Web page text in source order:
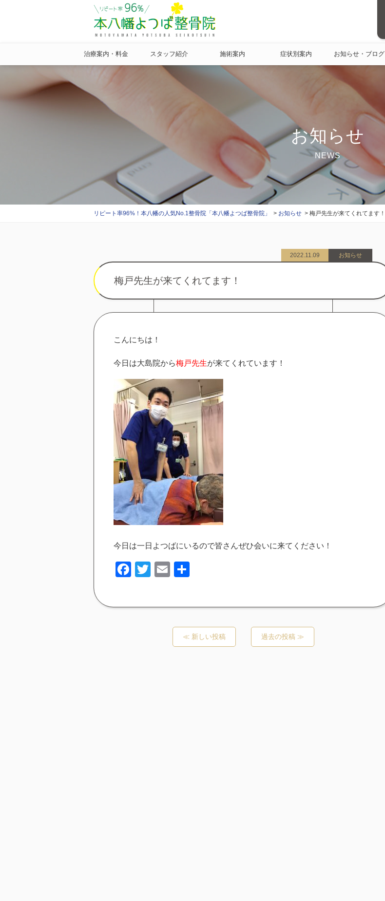
治療案内・料金 スタッフ紹介 施術案内 症状別案内 お知らせ・ブログ
お知らせ
NEWS
リピート率96%！本八幡の人気No.1整骨院「本八幡よつば整骨院」 お知らせ 梅戸先生が来てくれてます！
梅戸先生が来てくれてます！
2022.11.09 お知らせ
こんにちは！
今日は大島院から梅戸先生が来てくれています！
今日は一日よつばにいるので皆さんぜひ会いに来てください！
Facebook
TwitterEmail
≪ 新しい投稿 過去の投稿 ≫